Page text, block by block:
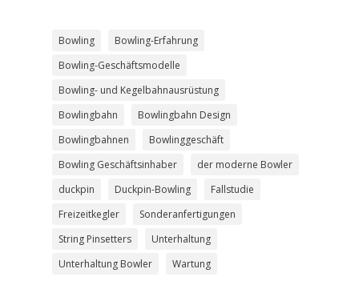
Bowling
Bowling-Erfahrung
Bowling-Geschäftsmodelle
Bowling- und Kegelbahnausrüstung
Bowlingbahn
Bowlingbahn Design
Bowlingbahnen
Bowlinggeschäft
Bowling Geschäftsinhaber
der moderne Bowler
duckpin
Duckpin-Bowling
Fallstudie
Freizeitkegler
Sonderanfertigungen
String Pinsetters
Unterhaltung
Unterhaltung Bowler
Wartung